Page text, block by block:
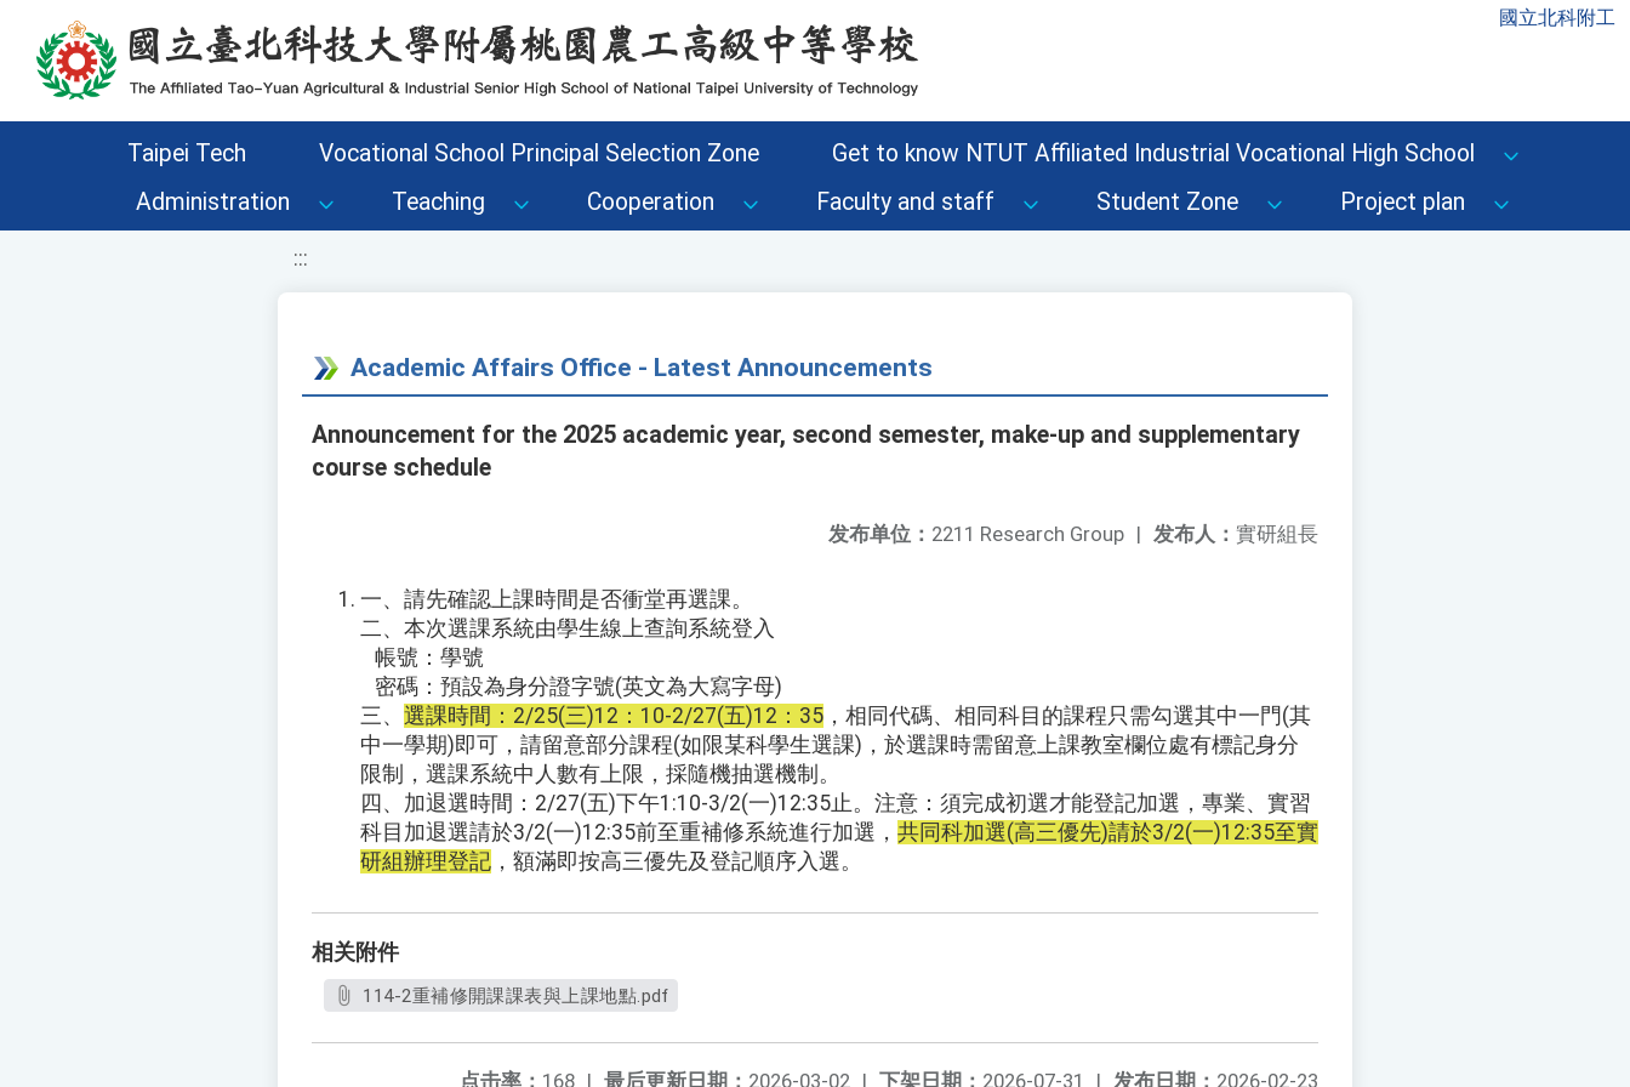
移至網頁之主要內容區位置 國立北科附工
Taipei Tech Vocational School Principal Selection Zone
Get to know NTUT Affiliated Industrial Vocational High School
Administration
Teaching Cooperation Faculty and staff Student Zone Project plan
:::
Academic Affairs Office - Latest Announcements
Announcement for the 2025 academic year, second semester, make-up and supplementary
course schedule
发布人： 實研組長
发布单位： 2211 Research Group |
一、請先確認上課時間是否衝堂再選課。
二、本次選課系統由學生線上查詢系統登入
帳號：學號
密碼：預設為身分證字號(英文為大寫字母)
三、 選課時間：2/25(三)12：10-2/27(五)12：35 ，相同代碼、相同科目的課程只需勾選其中一門(其
中一學期)即可，請留意部分課程(如限某科學生選課)，於選課時需留意上課教室欄位處有標記身分
限制，選課系統中人數有上限，採隨機抽選機制。
四、加退選時間：2/27(五)下午1:10-3/2(一)12:35止。注意：須完成初選才能登記加選，專業、實習
科目加退選請於3/2(一)12:35前至重補修系統進行加選， 共同科加選(高三優先)請於3/2(一)12:35至實
研組辦理登記 ，額滿即按高三優先及登記順序入選。
相关附件
114-2重補修開課課表與上課地點.pdf
发布日期： 2026-02-23
下架日期： 2026-07-31 |
最后更新日期： 2026-03-02 |
点击率： 168 |